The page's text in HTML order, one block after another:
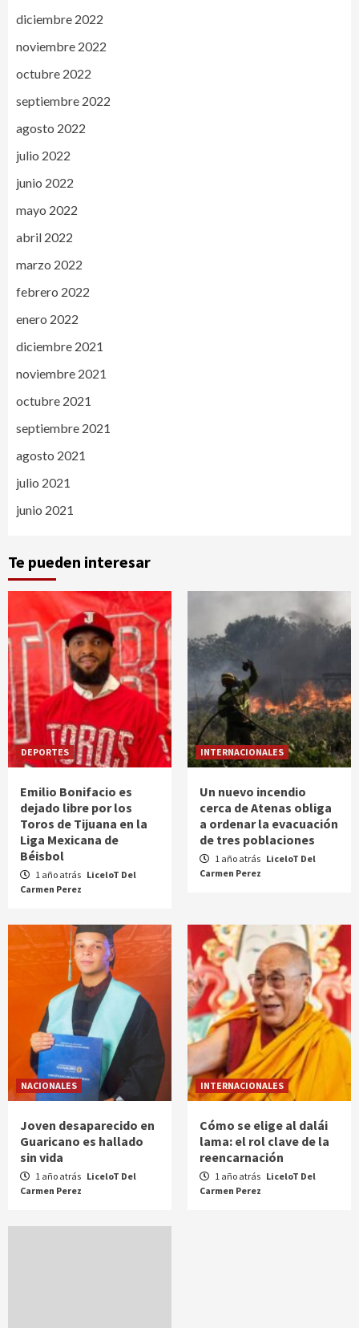
diciembre 2022
noviembre 2022
octubre 2022
septiembre 2022
agosto 2022
julio 2022
junio 2022
mayo 2022
abril 2022
marzo 2022
febrero 2022
enero 2022
diciembre 2021
noviembre 2021
octubre 2021
septiembre 2021
agosto 2021
julio 2021
junio 2021
Te pueden interesar
DEPORTES
Emilio Bonifacio es
dejado libre por los
Toros de Tijuana en la
Liga Mexicana de
Béisbol
1 año atrás LiceloT Del
Carmen Perez
INTERNACIONALES
Un nuevo incendio
cerca de Atenas obliga
a ordenar la evacuación
de tres poblaciones
1 año atrás LiceloT Del
Carmen Perez
NACIONALES
Joven desaparecido en
Guaricano es hallado
sin vida
1 año atrás LiceloT Del
Carmen Perez
INTERNACIONALES
Cómo se elige al dalái
lama: el rol clave de la
reencarnación
1 año atrás LiceloT Del
Carmen Perez